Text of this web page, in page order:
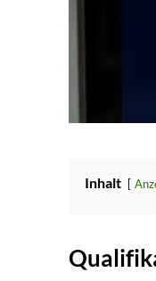
Inhalt